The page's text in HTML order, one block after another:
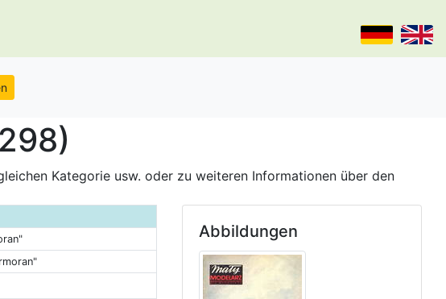
Kategorie usw. oder zu weiteren Informationen über den
Abbildungen